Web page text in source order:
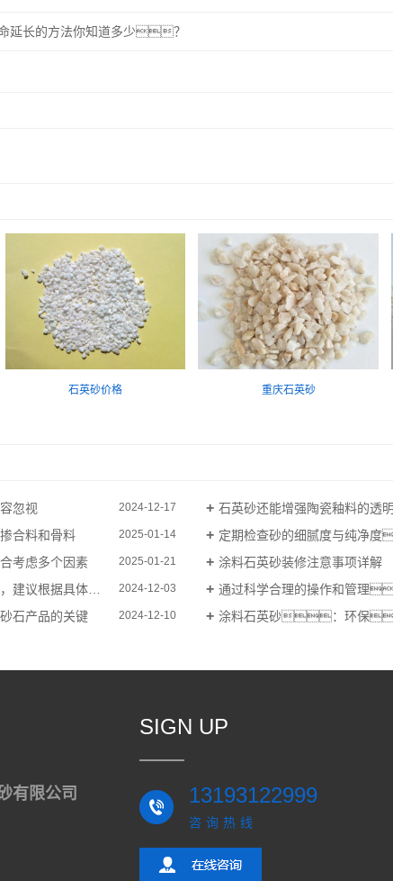
延长的方法你知道多少？
石英砂价格 重庆石英砂
忽视 2024-12-17 石英砂还能增强陶瓷釉料的透
合料和骨料 2025-01-14 定期检查砂的细腻度与纯净度
考虑多个因素 2025-01-21 涂料石英砂装修注意事项详解
情况进行综合评估 2024-12-03 通过科学合理的操作和管理，可以
石产品的关键 2024-12-10 涂料石英砂：环保、健康与
有限公司
SIGN UP
13193122999
咨询热线